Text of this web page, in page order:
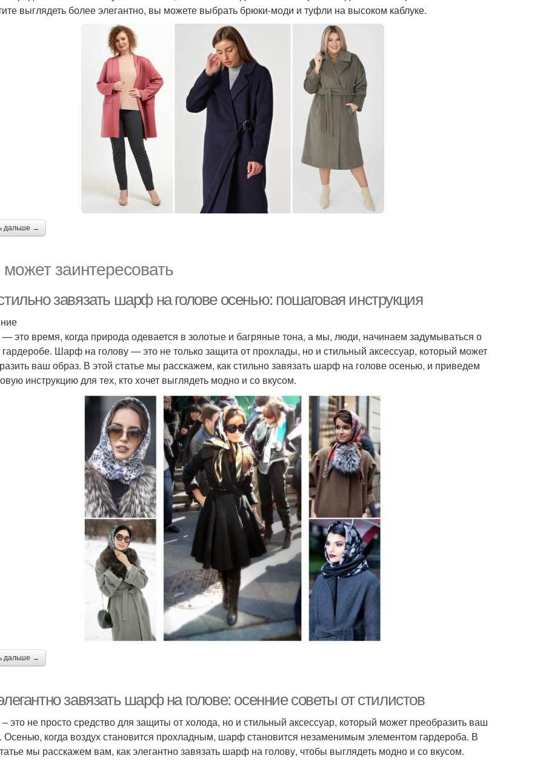
выглядеть более элегантно, вы можете выбрать брюки-моди и туфли на высоком каблуке.
дальше →
заинтересовать
завязать шарф на голове осенью: пошаговая инструкция
это время, когда природа одевается в золотые и багряные тона, а мы, люди, начинаем задумываться о
Шарф на голову — это не только защита от прохлады, но и стильный аксессуар, который может
ваш образ. В этой статье мы расскажем, как стильно завязать шарф на голове осенью, и приведем
инструкцию для тех, кто хочет выглядеть модно и со вкусом.
дальше →
завязать шарф на голове: осенние советы от стилистов
это не просто средство для защиты от холода, но и стильный аксессуар, который может преобразить ваш
Осенью, когда воздух становится прохладным, шарф становится незаменимым элементом гардероба. В
мы расскажем вам, как элегантно завязать шарф на голову, чтобы выглядеть модно и со вкусом.